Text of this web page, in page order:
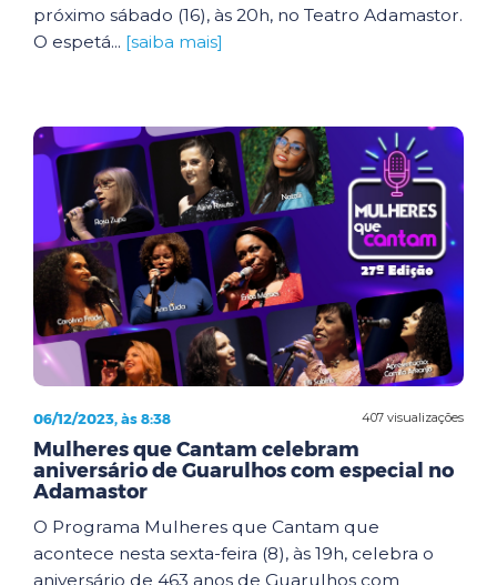
próximo sábado (16), às 20h, no Teatro Adamastor.
O espetá... [saiba mais]
407 visualizações
06/12/2023, às 8:38
Mulheres que Cantam celebram
aniversário de Guarulhos com especial no
Adamastor
O Programa Mulheres que Cantam que
acontece nesta sexta-feira (8), às 19h, celebra o
aniversário de 463 anos de Guarulhos com